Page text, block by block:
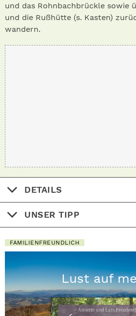
und das Rohnbachbrückle sowie
und die Rußhütte (s. Kasten)
wandern.
DETAILS
UNSER TIPP
FAMILIENFREUNDLICH
Lust auf